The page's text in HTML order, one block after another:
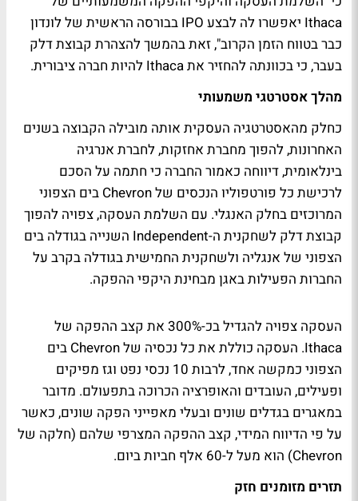
Ithaca יאפשרו לה לבצע IPO בבורסה הראשית של לונדון
כבר בטווח הזמן הקרוב", זאת בהמשך להצהרת קבוצת דלק
בעבר, כי בכוונתה להחזיר את Ithaca להיות חברה ציבורית.
מהלך אסטרטגי משמעותי
כחלק מהאסטרטגיה העסקית אותה מובילה הקבוצה בשנים
האחרונות, להפוך מחברת אחזקות, לחברת אנרגיה
בינלאומית, דיווחה כאמור החברה כי חתמה על הסכם
לרכישת כל פורטפוליו הנכסים של Chevron בים הצפוני
המרוכזים בחלק האנגלי. עם השלמת העסקה, צפויה להפוך
קבוצת דלק לשחקנית ה-Independent השנייה בגודלה בים
הצפוני של אנגליה ולשחקנית החמישית בגודלה בקרב על
החברות הפעילות באגן מבחינת היקפי ההפקה.
העסקה צפויה להגדיל בכ-300% את קצב ההפקה של
Ithaca. העסקה כוללת את כל נכסיה של Chevron בים
הצפוני כמקשה אחד, לרבות 10 נכסי נפט וגז מפיקים
ופעילים, העובדים והאופרציה הכרוכה בתפעולם. מדובר
במאגרים בגדלים שונים ובעלי מאפייני הפקה שונים, כאשר
על פי הדיווח המידי, קצב ההפקה המצרפי שלהם (חלקה של
Chevron) הוא מעל ל-60 אלף חביות ביום.
תזרים מזומנים חזק